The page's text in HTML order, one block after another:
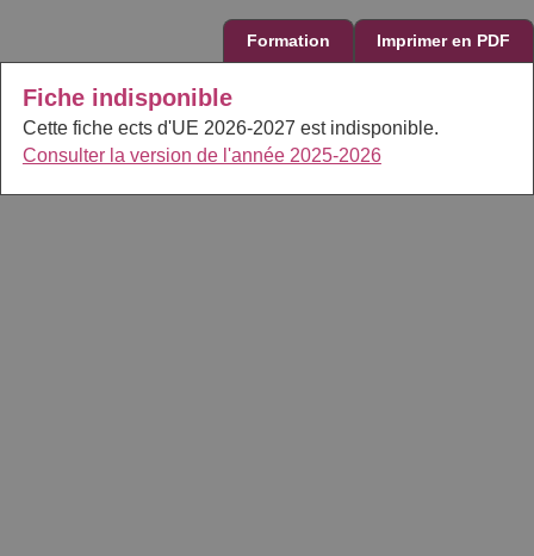
Formation Imprimer en PDF
Fiche indisponible
Cette fiche ects d'UE 2026-2027 est indisponible.
Consulter la version de l'année 2025-2026